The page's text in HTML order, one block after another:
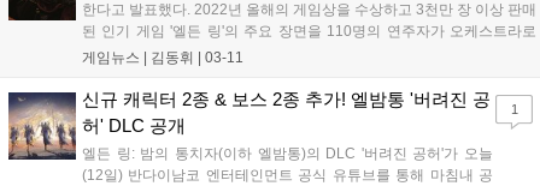
한다고 발표했다. 2022년 올해의 게임상을 수상하고 3천만 장 이상 판매
된 인기 게임 '엘든 링'의 주요 장면을 110명의 연주자가 오케스트라로
재현하는 공연이다. 한주헌 지휘 아래 코리아필름심포니오케스트라와
게임 속 세계를 생생하게 체험하는 몰입감 넘치는 경험을 선사할 예정이
다. 티켓 예매는 3월 20일(금)부터 NOL 티켓에서 가능하다....
게임뉴스 | 김동휘 03-11
신규 캐릭터 2종 & 보스 2종 추가! 엘밤통 '버려진 공
허' DLC 공개
엘든 링: 밤의 통치자(이하 엘밤통)의 DLC '버려진 공허'가 오늘
(12일) 반다이남코 엔터테인먼트 공식 유튜브를 통해 마침내 공
1